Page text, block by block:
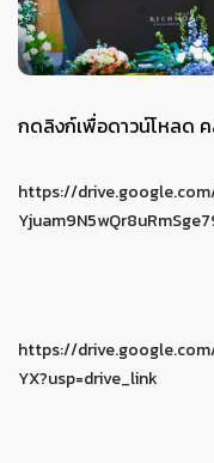
กดลิงก์เพื่อดาวน์โหลด
https://
https://
YX?usp=drive_link